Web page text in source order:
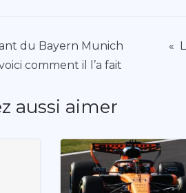
du Bayern Munich
comment il l’a fait
«
aussi aimer